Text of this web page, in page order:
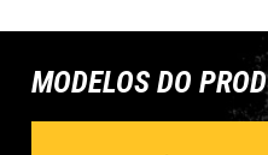
MODELOS DO